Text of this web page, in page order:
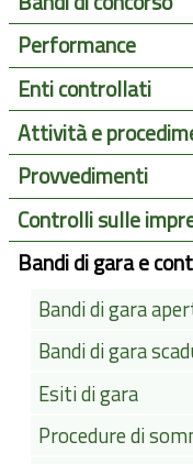
Performance
Enti controllati
Attività e
Provvedimenti
Controlli sulle
Bandi di gara e
Bandi di gara
Bandi di gara
Esiti di gara
Procedure di